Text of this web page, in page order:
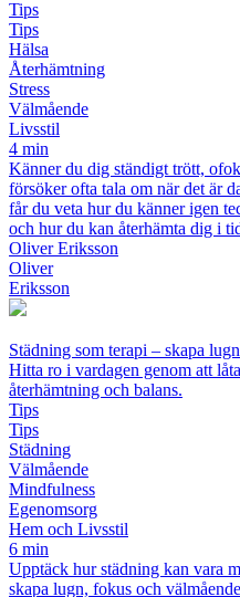
Tips
Tips
Hälsa
Återhämtning
Stress
Välmående
Livsstil
4 min
Känner du dig ständigt trött,
försöker ofta tala om när det är
får du veta hur du känner igen
och hur du kan återhämta dig i
Oliver Eriksson
Oliver
Eriksson
Städning som terapi – skapa
Hitta ro i vardagen genom att
återhämtning och balans.
Tips
Tips
Städning
Välmående
Mindfulness
Egenomsorg
Hem och Livsstil
6 min
Upptäck hur städning kan vara
skapa lugn, fokus och